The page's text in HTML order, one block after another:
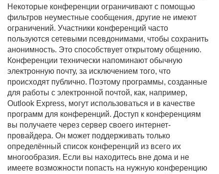
Некоторые конференции ограничивают c помощью
фильтров неуместные сообщения, другие не имеют
ограничений. Участники конференций часто
пользуются сетевыми псевдонимами, чтобы сохранить
анонимность. Это способствует открытому общению.
Конференции технически напоминают обычную
электронную почту, за исключением того, что
происходят публично. Поэтому программы, созданные
для работы с электронной почтой, как, например,
Outlook Express, могут использоваться и в качестве
программ для конференций. Доступ к конференциям
вы получаете через сервер своего интернет-
провайдера. Он может поддерживать только
определённый список конференций из всего их
многообразия. Если вы находитесь вне дома и не
имеете возможности попасть на нужную конференцию